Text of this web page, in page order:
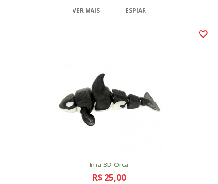
VER MAIS ESPIAR
Imã 3D Orca
R$ 25,00